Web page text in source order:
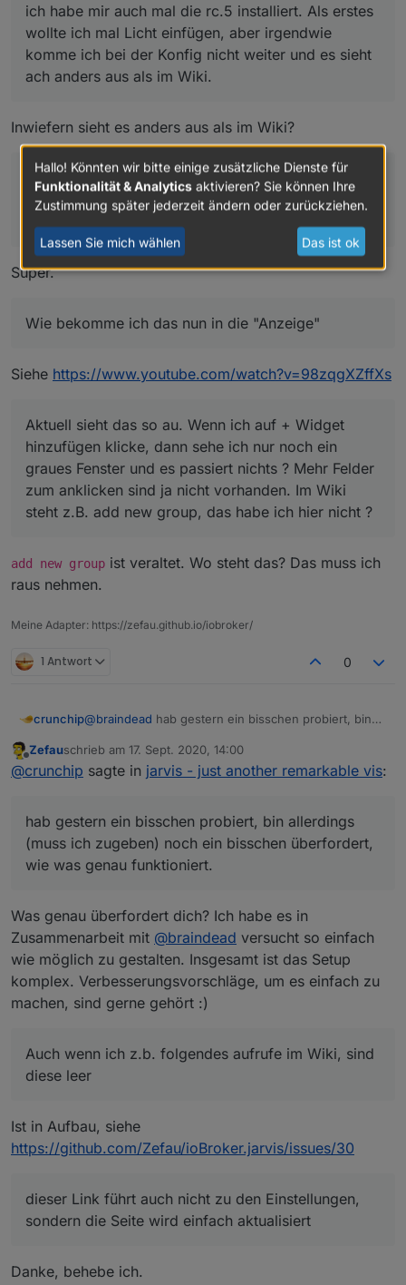
unter Geräte zu sehen.
Wie bekomme ich das nun in die "Anzeige"
add new group, das habe ich hier nicht ?
ich habe mir auch mal die rc.5 installiert. Als erstes
wollte ich mal Licht einfügen, aber irgendwie
komme ich bei der Konfig nicht weiter und es sieht
ach anders aus als im Wiki.
Inwiefern sieht es anders aus als im Wiki?
Zuerst habe ich meine HUE Lampen importiert, das
hat auch funktioniert, die sind unter Geräte zu
Super.
Wie bekomme ich das nun in die "Anzeige"
Siehe https://www.youtube.com/watch?v=98zqgXZffXs
Aktuell sieht das so au. Wenn ich auf + Widget
hinzufügen klicke, dann sehe ich nur noch ein
graues Fenster und es passiert nichts ? Mehr Felder
zum anklicken sind ja nicht vorhanden. Im Wiki
steht z.B. add new group, das habe ich hier nicht ?
add new group ist veraltet. Wo steht das? Das muss ich
raus nehmen.
Meine Adapter: https://zefau.github.io/iobroker/
1 Antwort 0
crunchip@braindead hab gestern ein bisschen probiert, bin
überfordert, wie was genau funktioniert.
Auch wenn ich z.b. folgendes aufrufe im Wiki, sind
https://github.com/Zefau/ioBroker.jarvis/wiki/de-
Layout
https://github.com/Zefau/ioBroker.jarvis/wiki/de-
Widgets
dieser Link führt auch nicht zu den Einstellungen,
sondern die Seite wird einfach aktualisiert
kommen hier noch mehr Geräte dazu, die
automatisch erkannt werden? da ich z.b. nen Arsch
voll sonoff's am laufen habe, zigbee nutze...
Zefauschrieb am 17. Sept. 2020, 14:00
zuletzt editiert von
@crunchip sagte in jarvis - just another remarkable vis:
hab gestern ein bisschen probiert, bin allerdings
(muss ich zugeben) noch ein bisschen überfordert,
wie was genau funktioniert.
Was genau überfordert dich? Ich habe es in
Zusammenarbeit mit @braindead versucht so einfach
wie möglich zu gestalten. Insgesamt ist das Setup
komplex. Verbesserungsvorschläge, um es einfach zu
machen, sind gerne gehört :)
Auch wenn ich z.b. folgendes aufrufe im Wiki, sind
diese leer
Ist in Aufbau, siehe
https://github.com/Zefau/ioBroker.jarvis/issues/30
dieser Link führt auch nicht zu den Einstellungen,
sondern die Seite wird einfach aktualisiert
Danke, behebe ich.
Hallo! Könnten wir bitte einige zusätzliche Dienste für
Funktionalität & Analytics aktivieren? Sie können Ihre
Zustimmung später jederzeit ändern oder zurückziehen.
Lassen Sie mich wählen Das ist ok